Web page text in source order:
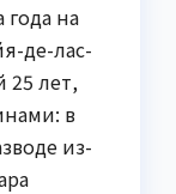
на
де-лас-
25 лет,
в
из-